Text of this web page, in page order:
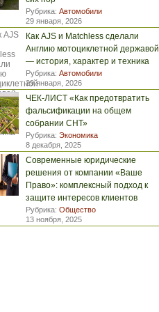
Рубрика: Автомобили
29 января, 2026
Как AJS и Matchless сделали
Англию мотоциклетной державой
— история, характер и техника
Рубрика: Автомобили
29 января, 2026
ЧЕК-ЛИСТ «Как предотвратить
фальсификации на общем
собрании СНТ»
Рубрика: Экономика
8 декабря, 2025
Современные юридические
решения от компании «Ваше
Право»: комплексный подход к
защите интересов клиентов
Рубрика: Общество
13 ноября, 2025